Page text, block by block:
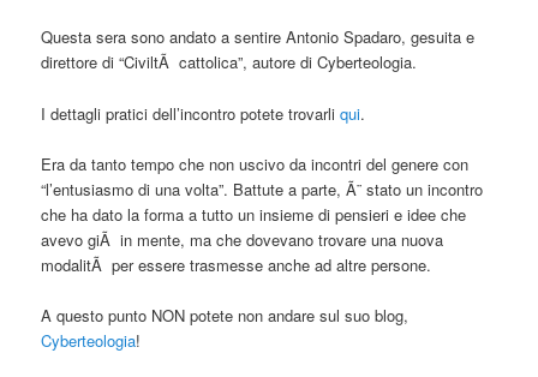
Questa sera sono andato a sentire Antonio Spadaro, gesuita e
direttore di “CiviltÃ cattolica”, autore di Cyberteologia.
I dettagli pratici dell’incontro potete trovarliqui.
Era da tanto tempo che non uscivo da incontri del genere con
“l’entusiasmo di una volta”. Battute a parte, Ã¨ stato un incontro
che ha dato la forma a tutto un insieme di pensieri e idee che
avevo giÃ in mente, ma che dovevano trovare una nuova
modalitÃ per essere trasmesse anche ad altre persone.
A questo punto NON potete non andare sul suo blog,
Cyberteologia!